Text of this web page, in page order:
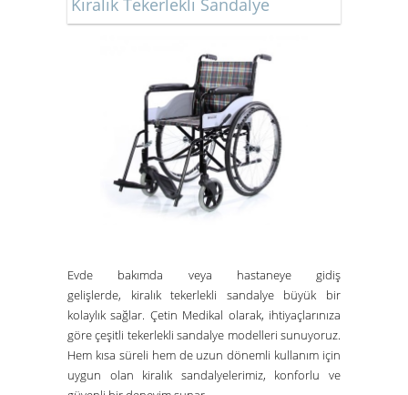
Evde bakımda veya hastaneye gidiş
gelişlerde, kiralık tekerlekli sandalyebüyük bir
kolaylık sağlar. Çetin Medikal olarak, ihtiyaçlarınıza
göre çeşitli tekerlekli sandalye modelleri sunuyoruz.
Hem kısa süreli hem de uzun dönemli kullanım için
uygun olan kiralık sandalyelerimiz, konforlu ve